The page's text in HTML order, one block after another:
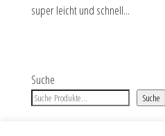
super leicht und schnell...
Suche
Suche